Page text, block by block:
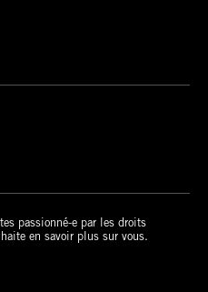
passionné-e par les droits
en savoir plus sur vous.